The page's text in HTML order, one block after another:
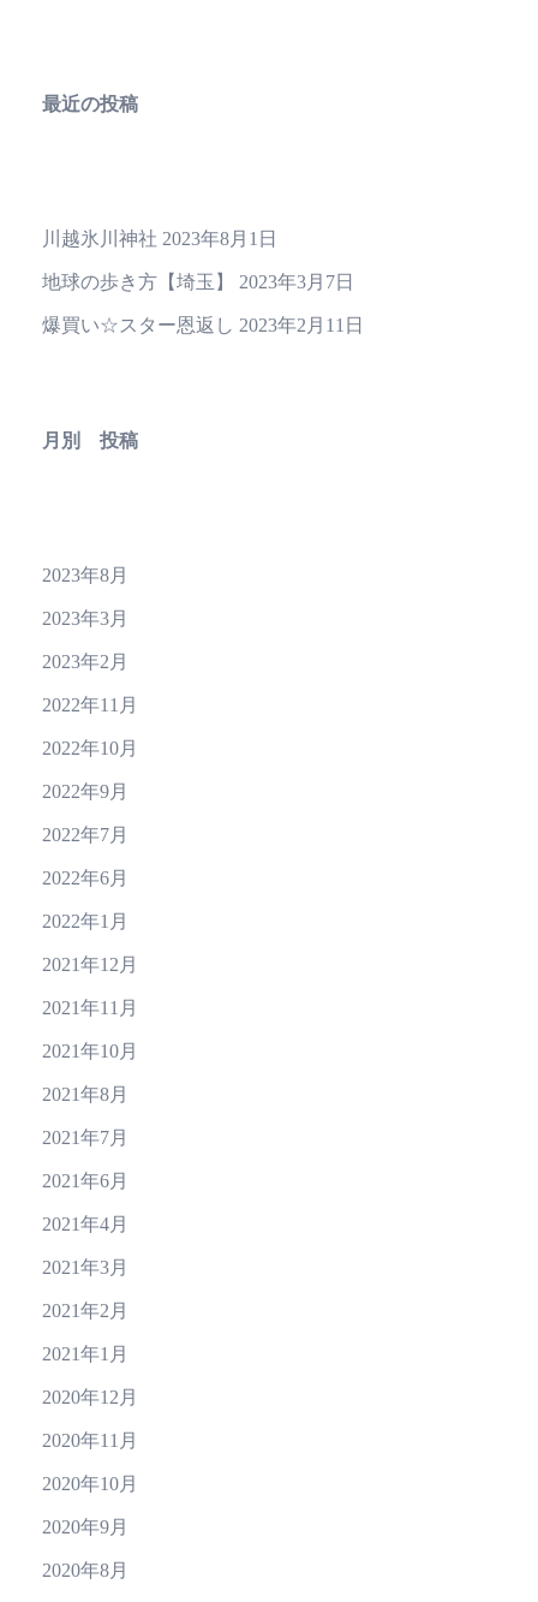
最近の投稿
川越氷川神社 2023年8月1日
地球の歩き方【埼玉】 2023年3月7日
爆買い☆スター恩返し 2023年2月11日
月別 投稿
2023年8月
2023年3月
2023年2月
2022年11月
2022年10月
2022年9月
2022年7月
2022年6月
2022年1月
2021年12月
2021年11月
2021年10月
2021年8月
2021年7月
2021年6月
2021年4月
2021年3月
2021年2月
2021年1月
2020年12月
2020年11月
2020年10月
2020年9月
2020年8月